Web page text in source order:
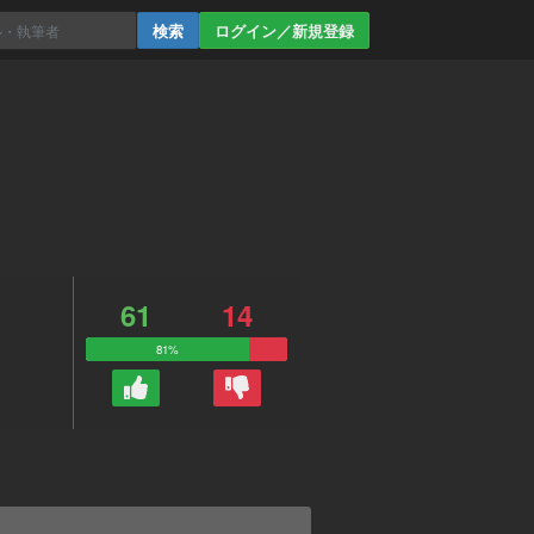
ログイン／新規登録
61 14
81%